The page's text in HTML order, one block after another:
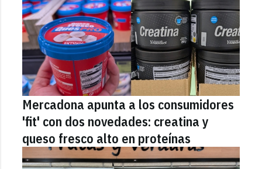
Mercadona apunta a los consumidores
'fit' con dos novedades: creatina y
queso fresco alto en proteínas